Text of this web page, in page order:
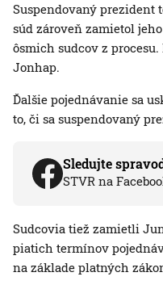
Suspendovaný prezident
súd zároveň zamietol
ôsmich sudcov z
Jonhap.
Ďalšie pojednávanie sa
to, či sa suspendovaný
Sledujte
STVR na
Sudcovia tiež zamietli
piatich termínov
na základe platných